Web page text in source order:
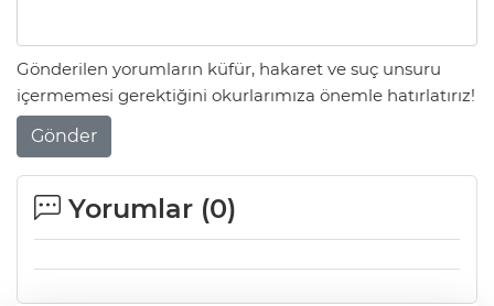
Gönderilen yorumların küfür, hakaret ve suç unsuru
içermemesi gerektiğini okurlarımıza önemle hatırlatırız!
Gönder
Yorumlar (0)